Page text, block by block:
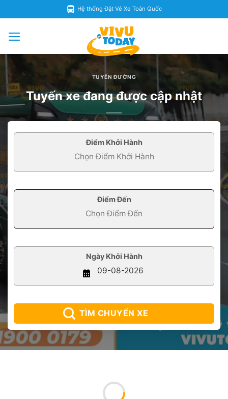
Hệ thống Đặt Vé Xe Toàn Quốc
TUYẾN ĐƯỜNG
Tuyến xe đang được cập nhật
Điểm Khởi Hành
Điểm Đến
Ngày Khởi Hành
TÌM CHUYẾN XE